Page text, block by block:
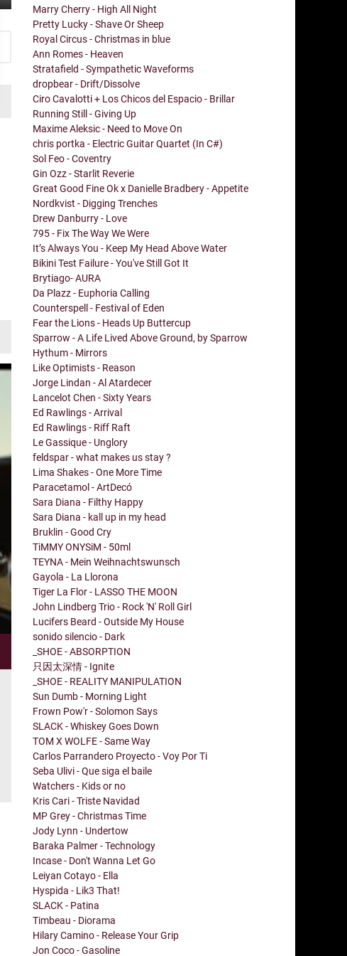
Marry Cherry - High All Night
Pretty Lucky - Shave Or Sheep
Royal Circus - Christmas in blue
Ann Romes - Heaven
Stratafield - Sympathetic Waveforms
dropbear - Drift/Dissolve
Ciro Cavalotti + Los Chicos del Espacio - Brillar
Running Still - Giving Up
Maxime Aleksic - Need to Move On
chris portka - Electric Guitar Quartet (In C#)
Sol Feo - Coventry
Gin Ozz - Starlit Reverie
Great Good Fine Ok x Danielle Bradbery - Appetite
Nordkvist - Digging Trenches
Drew Danburry - Love
795 - Fix The Way We Were
It’s Always You - Keep My Head Above Water
Bikini Test Failure - You've Still Got It
Brytiago- AURA
Da Plazz - Euphoria Calling
Counterspell - Festival of Eden
Fear the Lions - Heads Up Buttercup
Sparrow - A Life Lived Above Ground, by Sparrow
Hythum - Mirrors
Like Optimists - Reason
Jorge Lindan - Al Atardecer
Lancelot Chen - Sixty Years
Ed Rawlings - Arrival
Ed Rawlings - Riff Raft
Le Gassique - Unglory
feldspar - what makes us stay ?
Lima Shakes - One More Time
Paracetamol - ArtDecó
Sara Diana - Filthy Happy
Sara Diana - kall up in my head
Bruklin - Good Cry
TiMMY ONYSiM - 50ml
TEYNA - Mein Weihnachtswunsch
Gayola - La Llorona
Tiger La Flor - LASSO THE MOON
John Lindberg Trio - Rock 'N' Roll Girl
Lucifers Beard - Outside My House
sonido silencio - Dark
_SHOE - ABSORPTION
只因太深情 - Ignite
_SHOE - REALITY MANIPULATION
Sun Dumb - Morning Light
Frown Pow'r - Solomon Says
SLACK - Whiskey Goes Down
TOM X WOLFE - Same Way
Carlos Parrandero Proyecto - Voy Por Ti
Seba Ulivi - Que siga el baile
Watchers - Kids or no
Kris Cari - Triste Navidad
MP Grey - Christmas Time
Jody Lynn - Undertow
Baraka Palmer - Technology
Incase - Don't Wanna Let Go
Leiyan Cotayo - Ella
Hyspida - Lik3 That!
SLACK - Patina
Timbeau - Diorama
Hilary Camino - Release Your Grip
Jon Coco - Gasoline